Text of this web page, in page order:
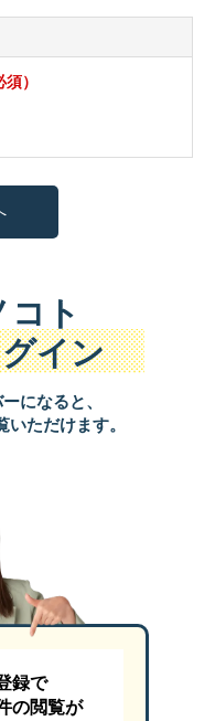
須）
ト
イン
になると、
ただけます。
録で
の閲覧が